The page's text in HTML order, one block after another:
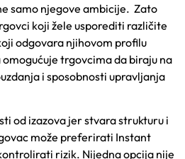
samo njegove ambicije. Zato
koji žele usporediti različite
odgovara njihovom profilu
trgovcima da biraju na
i sposobnosti upravljanja
od izazova jer stvara strukturu i
može preferirati Instant
rizik. Nijedna opcija nije